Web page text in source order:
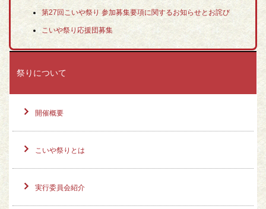
第27回こいや祭り 参加募集要項に関するお知らせとお詫び
こいや祭り応援団募集
祭りについて
開催概要
こいや祭りとは
実行委員会紹介